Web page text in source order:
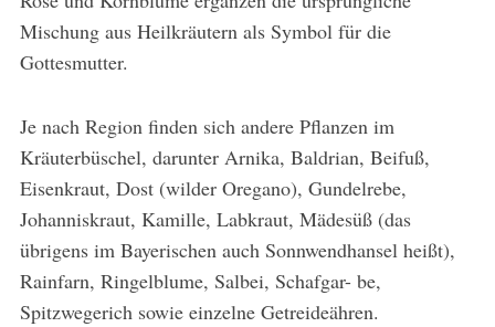
Mischung aus Heilkräutern als Symbol für die
Gottesmutter.
Je nach Region finden sich andere Pflanzen im
Kräuterbüschel, darunter Arnika, Baldrian, Beifuß,
Eisenkraut, Dost (wilder Oregano), Gundelrebe,
Johanniskraut, Kamille, Labkraut, Mädesüß (das
übrigens im Bayerischen auch Sonnwendhansel heißt),
Rainfarn, Ringelblume, Salbei, Schafgar- be,
Spitzwegerich sowie einzelne Getreideähren.